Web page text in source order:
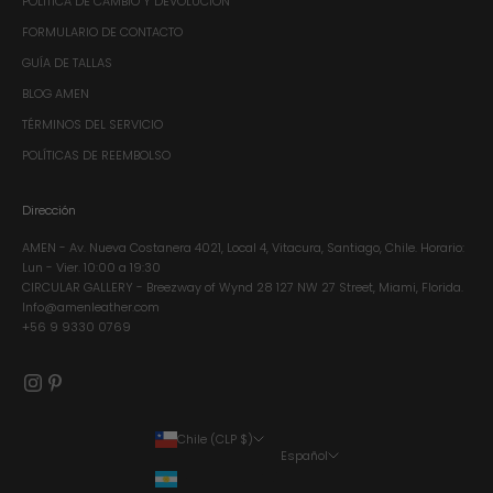
FORMULARIO DE CONTACTO
GUÍA DE TALLAS
BLOG AMEN
TÉRMINOS DEL SERVICIO
POLÍTICAS DE REEMBOLSO
Dirección
AMEN - Av. Nueva Costanera 4021, Local 4, Vitacura, Santiago, Chile.​ Horario:
Lun - Vier. 10:00 a 19:30
CIRCULAR GALLERY - Breezway of Wynd 28 127 NW 27 Street, Miami, Florida.
Info@amenleather.com
+56 9 9330 0769
Chile (CLP $)
Argentina (CLP $)
Español